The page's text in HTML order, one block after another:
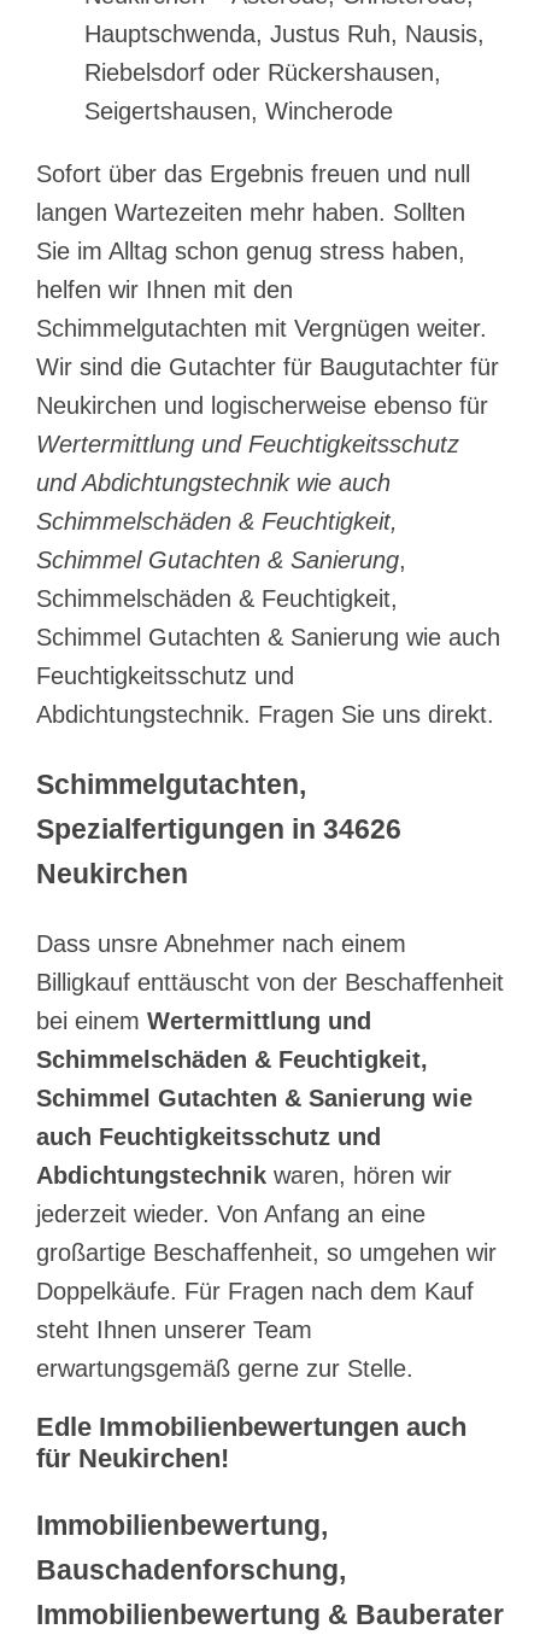
Hauptschwenda, Justus Ruh, Nausis,
Riebelsdorf oder Rückershausen,
Seigertshausen, Wincherode
Sofort über das Ergebnis freuen und null
langen Wartezeiten mehr haben. Sollten
Sie im Alltag schon genug stress haben,
helfen wir Ihnen mit den
Schimmelgutachten mit Vergnügen weiter.
Wir sind die Gutachter für Baugutachter für
Neukirchen und logischerweise ebenso für
Wertermittlung und Feuchtigkeitsschutz
und Abdichtungstechnik wie auch
Schimmelschäden & Feuchtigkeit,
Schimmel Gutachten & Sanierung,
Schimmelschäden & Feuchtigkeit,
Schimmel Gutachten & Sanierung wie auch
Feuchtigkeitsschutz und
Abdichtungstechnik. Fragen Sie uns direkt.
Schimmelgutachten,
Spezialfertigungen in 34626
Neukirchen
Dass unsre Abnehmer nach einem
Billigkauf enttäuscht von der Beschaffenheit
bei einem Wertermittlung und
Schimmelschäden & Feuchtigkeit,
Schimmel Gutachten & Sanierung wie
auch Feuchtigkeitsschutz und
Abdichtungstechnik waren, hören wir
jederzeit wieder. Von Anfang an eine
großartige Beschaffenheit, so umgehen wir
Doppelkäufe. Für Fragen nach dem Kauf
steht Ihnen unserer Team
erwartungsgemäß gerne zur Stelle.
Edle Immobilienbewertungen auch
für Neukirchen!
Immobilienbewertung,
Bauschadenforschung,
Immobilienbewertung & Bauberater